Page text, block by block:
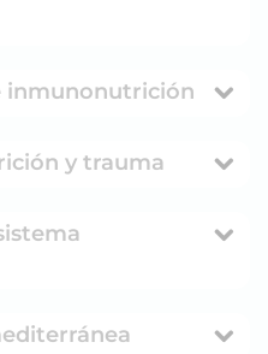
e inmunonutrición
y trauma
mediterránea